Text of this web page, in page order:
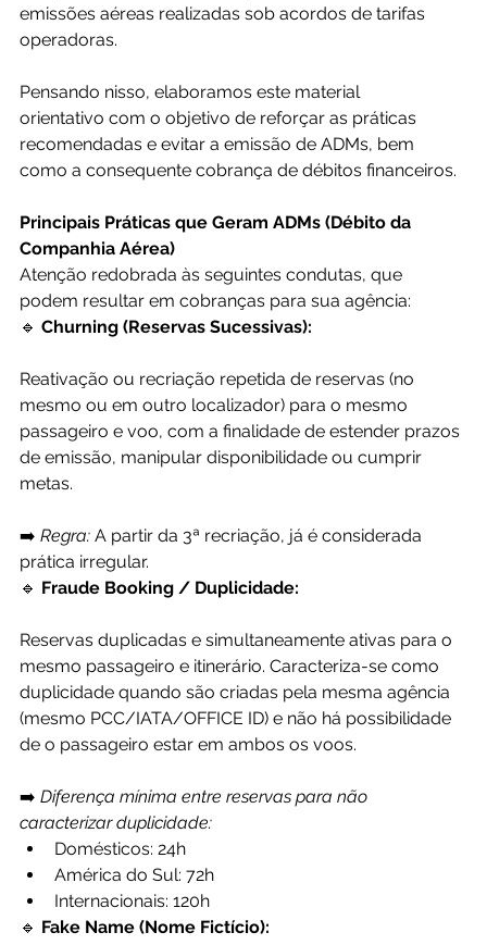
emissões aéreas realizadas sob acordos de tarifas
operadoras.
Pensando nisso, elaboramos este material
orientativo com o objetivo de reforçar as práticas
recomendadas e evitar a emissão de ADMs, bem
como a consequente cobrança de débitos financeiros.
Principais Práticas que Geram ADMs (Débito da
Companhia Aérea)
Atenção redobrada às seguintes condutas, que
podem resultar em cobranças para sua agência:
🔹 Churning (Reservas Sucessivas):
Reativação ou recriação repetida de reservas (no
mesmo ou em outro localizador) para o mesmo
passageiro e voo, com a finalidade de estender prazos
de emissão, manipular disponibilidade ou cumprir
metas.
➡️ Regra: A partir da 3ª recriação, já é considerada
prática irregular.
🔹 Fraude Booking / Duplicidade:
Reservas duplicadas e simultaneamente ativas para o
mesmo passageiro e itinerário. Caracteriza-se como
duplicidade quando são criadas pela mesma agência
(mesmo PCC/IATA/OFFICE ID) e não há possibilidade
de o passageiro estar em ambos os voos.
➡️ Diferença mínima entre reservas para não
caracterizar duplicidade:
Domésticos: 24h
América do Sul: 72h
Internacionais: 120h
🔹 Fake Name (Nome Fictício):